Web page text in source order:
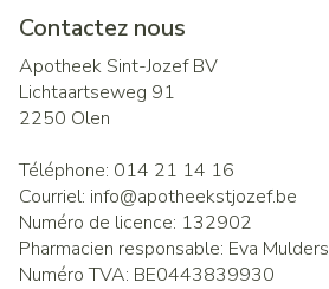
Contactez nous
Apotheek Sint-Jozef BV
Lichtaartseweg 91
2250 Olen
Téléphone: 014 21 14 16
Courriel: info@apotheekstjozef.be
Numéro de licence: 132902
Pharmacien responsable: Eva Mulders
Numéro TVA: BE0443839930